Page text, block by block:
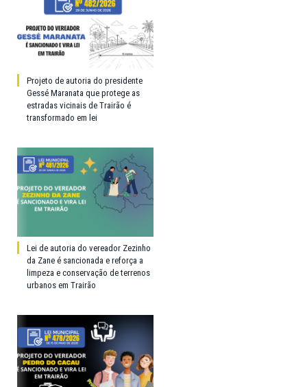
Projeto de autoria do presidente
Gessé Maranata que protege as
estradas vicinais de Trairão é
transformado em lei
Lei de autoria do vereador Zezinho
da Zane é sancionada e reforça a
limpeza e conservação de terrenos
urbanos em Trairão